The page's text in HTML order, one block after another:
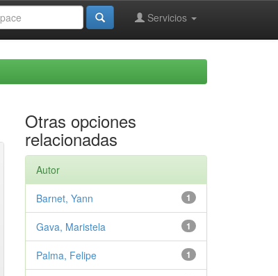
Servicios
Otras opciones
relacionadas
Autor
1
Barnet, Yann
1
Gava, Maristela
1
Palma, Felipe